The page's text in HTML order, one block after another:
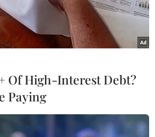
nhân khiến thành phố
khoảng 1-2mm/năm.
Of High-Interest Debt?
Paying